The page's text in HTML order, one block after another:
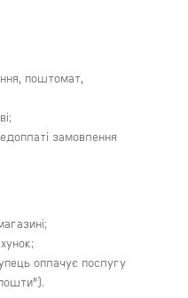
поштомат,
замовлення
оплачує послугу